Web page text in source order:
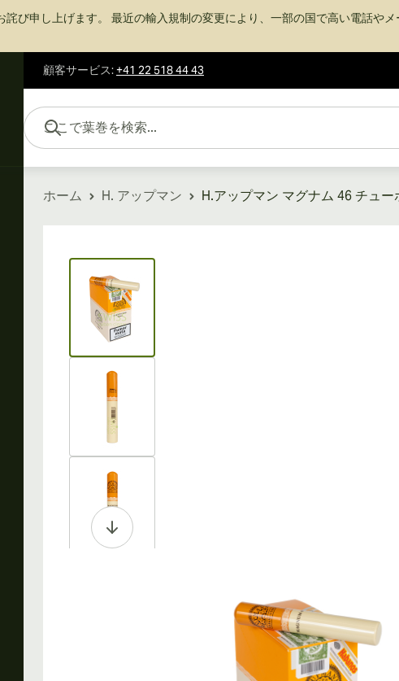
び申し上げます。 最近の輸入規制の変更により、一部の国で高い電話や
顧客サービス:+41 22 518 44 43
ここで葉巻を検索...
ホーム H. アップマン H.アップマン マグナム 46 チュー
View larger image